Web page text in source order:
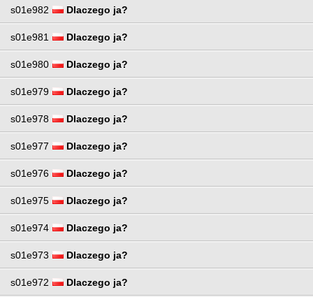
s01e982 Dlaczego ja?
s01e981 Dlaczego ja?
s01e980 Dlaczego ja?
s01e979 Dlaczego ja?
s01e978 Dlaczego ja?
s01e977 Dlaczego ja?
s01e976 Dlaczego ja?
s01e975 Dlaczego ja?
s01e974 Dlaczego ja?
s01e973 Dlaczego ja?
s01e972 Dlaczego ja?